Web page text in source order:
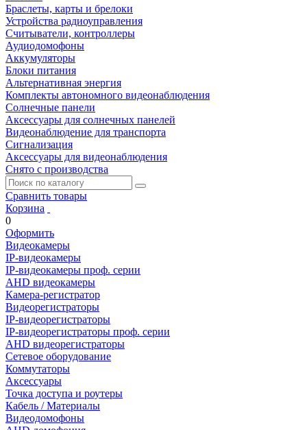
Браслеты, карты и брелоки
Устройства радиоуправления
Считыватели, контроллеры
Аудиодомофоны
Аккумуляторы
Блоки питания
Альтернативная энергия
Комплекты автономного видеонаблюдения
Солнечные панели
Аксессуары для солнечных панелей
Видеонаблюдение для транспорта
Сигнализация
Аксессуары для видеонаблюдения
Снято с производства
Сравнить товары
Корзина
0
Оформить
Видеокамеры
IP-видеокамеры
IP-видеокамеры проф. серии
AHD видеокамеры
Камера-регистратор
Видеорегистраторы
IP-видеорегистраторы
IP-видеорегистраторы проф. серии
AHD видеорегистраторы
Сетевое оборудование
Коммутаторы
Аксессуары
Точка доступа и роутеры
Кабель / Материалы
Видеодомофоны